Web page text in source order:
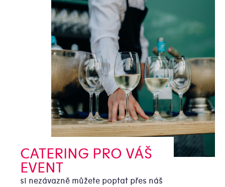
CATERING PRO VÁŠ
EVENT
si nezávazně můžete poptat přes náš